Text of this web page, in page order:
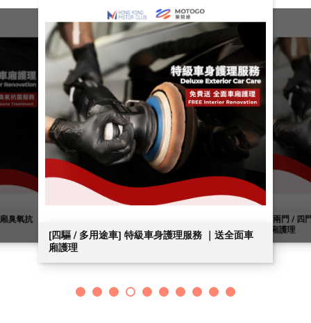
臭氧抗
[四驅 / 多用途車] 特級車身護理服務 ｜送全面車
廂護理
[兩門 / 四
廂護理